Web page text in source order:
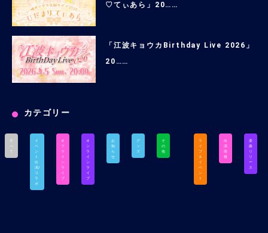
♡てぃあら」20……
「江波キョウカBirthday Live 2026」
20……
カテゴリー
す
べ
て
イ
ベ
ン
ト
出
演/
コ
ラ
ボ
オ
フ
ラ
イ
ン
ラ
イ
ブ
オ
ン
ラ
イ
ン
ラ
イ
ブ
お
知
ら
せ
グ
ッ
ズ
そ
の
他
ラ
イ
ブ
＆
イ
ベ
ン
ト
出
演
情
報
楽
曲
リ
リ
ー
ス